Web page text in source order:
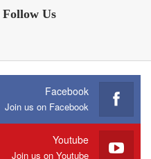
Follow Us
Facebook
Join us on Facebook
Youtube
Join us on Youtube